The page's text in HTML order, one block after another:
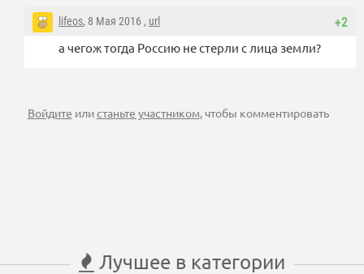
+2
lifeos, 8 Мая 2016 , url
а чегож тогда Россию не стерли с лица земли?
Войдите илистаньте участником, чтобы комментировать
Лучшее в категории